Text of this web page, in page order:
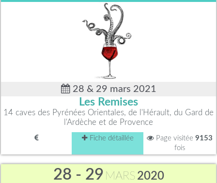
28 & 29 mars 2021
Les Remises
14 caves des Pyrénées Orientales, de l'Hérault, du Gard de
l'Ardèche et de Provence
Fiche détaillée Page visitée 9153
fois
28 - 29 MARS 2020